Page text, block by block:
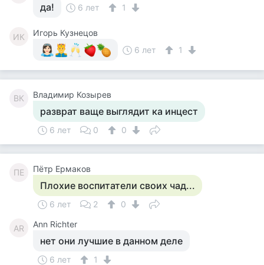
да! 6 лет 1
ИК
Игорь Кузнецов
6 лет
1
ВК Владимир Козырев
разврат ваще выглядит ка инцест
6 лет 0 0
ПЕ Пётр Ермаков
Плохие воспитатели своих чад...
6 лет 2 0
AR Ann Richter
нет они лучшие в данном деле
6 лет 1